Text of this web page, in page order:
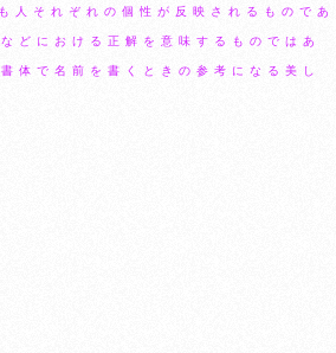
人それぞれの個性が反映されるものであ
どにおける正解を意味するものではあ
体で名前を書くときの参考になる美し